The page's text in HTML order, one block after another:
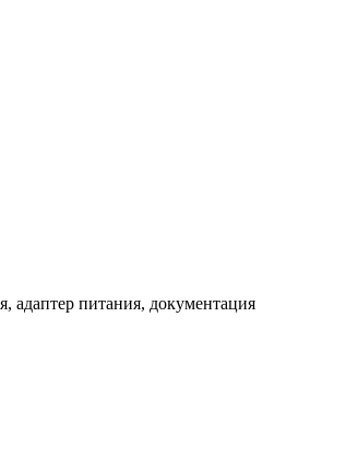
адаптер питания, документация